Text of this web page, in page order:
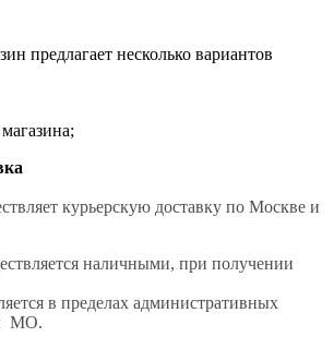
предлагает несколько вариантов
курьерскую доставку по Москве и
наличными, при получении
в пределах административных
МО.